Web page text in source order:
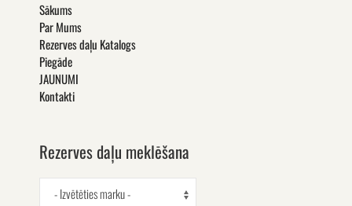
Sākums
Par Mums
Rezerves daļu Katalogs
Piegāde
JAUNUMI
Kontakti
Rezerves daļu meklēšana
- Izvētēties marku -